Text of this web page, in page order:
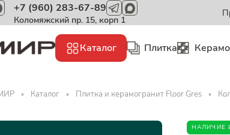
+7 (960) 283-67-89
Коломяжский пр. 15, корп 1
Каталог Плитка
Каталог Плитка и керамогранит Floor Gres
НАЛИЧИЕ